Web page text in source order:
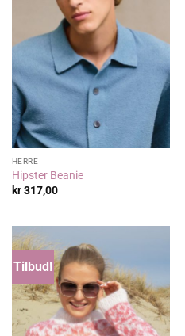
HERRE
Hipster Beanie
kr317,00
Tilbud!